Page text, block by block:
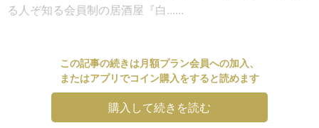
る人ぞ知る会員制の居酒屋『白......
この記事の続きは月額プラン会員への加入、
またはアプリでコイン購入をすると読めます
購入して続きを読む